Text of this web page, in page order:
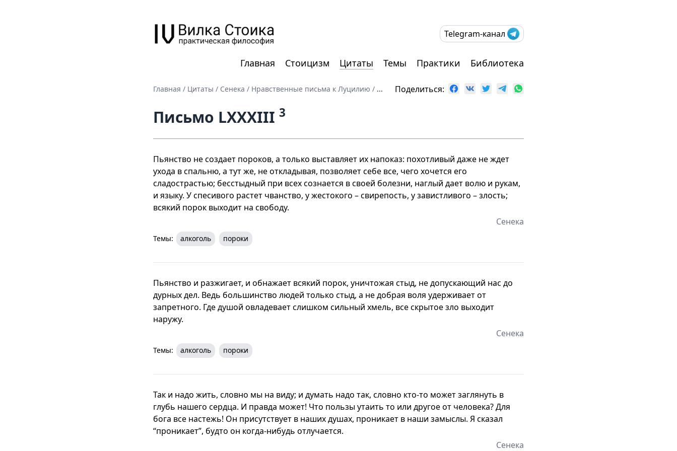
Telegram-канал
Главная Стоицизм Цитаты Темы Практики Библиотека
Главная / Цитаты / Сенека / Нравственные письма к Луцилию / ... Поделиться:
Письмо LXXXIII 3
Пьянство не создает пороков, а только выставляет их напоказ: похотливый даже не ждет
ухода в спальню, а тут же, не откладывая, позволяет себе все, чего хочется его
сладострастью; бесстыдный при всех сознается в своей болезни, наглый дает волю и рукам,
и языку. У спесивого растет чванство, у жестокого – свирепость, у завистливого – злость;
всякий порок выходит на свободу.
Сенека
Темы: алкоголь пороки
Пьянство и разжигает, и обнажает всякий порок, уничтожая стыд, не допускающий нас до
дурных дел. Ведь большинство людей только стыд, а не добрая воля удерживает от
запретного. Где душой овладевает слишком сильный хмель, все скрытое зло выходит
наружу.
Сенека
Темы: алкоголь пороки
Так и надо жить, словно мы на виду; и думать надо так, словно кто-то может заглянуть в
глубь нашего сердца. И правда может! Что пользы утаить то или другое от человека? Для
бога все настежь! Он присутствует в наших душах, проникает в наши замыслы. Я сказал
“проникает”, будто он когда-нибудь отлучается.
Сенека